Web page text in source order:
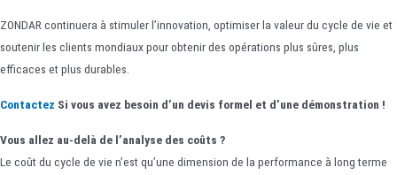
ZONDAR continuera à stimuler l’innovation, optimiser la valeur du cycle de vie et
soutenir les clients mondiaux pour obtenir des opérations plus sûres, plus
efficaces et plus durables.
Contactez Si vous avez besoin d’un devis formel et d’une démonstration !
Vous allez au-delà de l’analyse des coûts ?
Le coût du cycle de vie n’est qu’une dimension de la performance à long terme